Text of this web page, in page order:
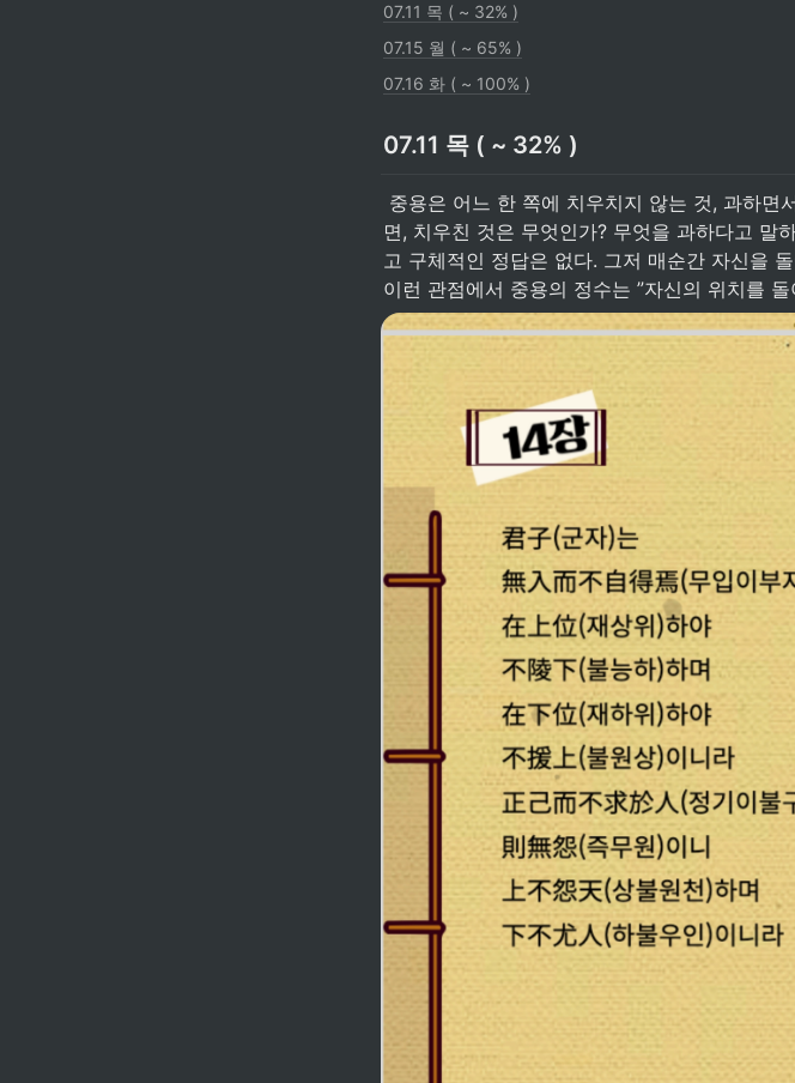
07.11 목 ( ~ 32% )
07.15 월 ( ~ 65% )
07.16 화 ( ~ 100% )
07.11 목 ( ~ 32% )
면, 치우친 것은 무엇인가? 무엇을 과하다고 말
고 구체적인 정답은 없다. 그저 매순간 자신을
이런 관점에서 중용의 정수는 ”자신의 위치를